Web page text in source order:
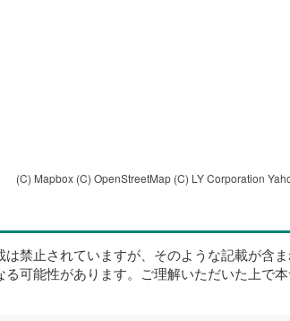
(C) Mapbox (C) OpenStreetMap (C) LY Corporation
禁止されていますが、そのような記載が含
可能性があります。ご理解いただいた上で